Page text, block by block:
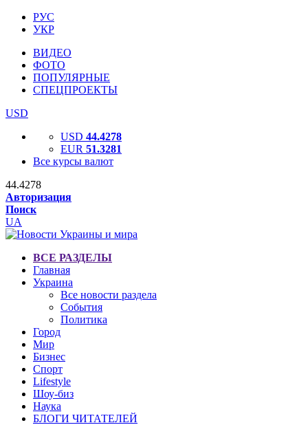
РУС
УКР
ВИДЕО
ФОТО
ПОПУЛЯРНЫЕ
СПЕЦПРОЕКТЫ
USD
USD 44.4278
EUR 51.3281
Все курсы валют
44.4278
Авторизация
Поиск
UA
ВСЕ РАЗДЕЛЫ
Главная
Украина
Все новости раздела
События
Политика
Город
Мир
Бизнес
Спорт
Lifestyle
Шоу-биз
Наука
БЛОГИ ЧИТАТЕЛЕЙ